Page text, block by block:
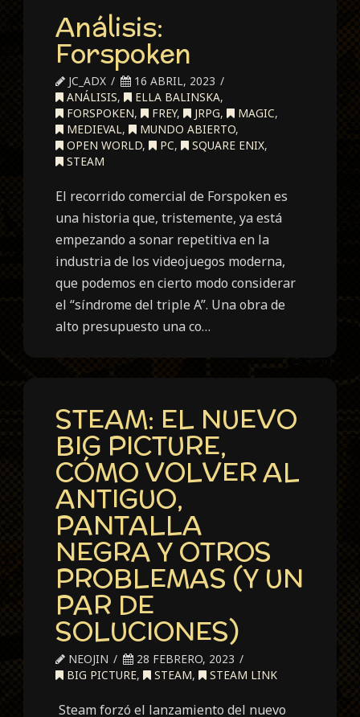
Análisis:
Forspoken
JC_ADX
16 ABRIL, 2023
ANÁLISIS, ELLA BALINSKA,
FORSPOKEN, FREY, JRPG, MAGIC,
MEDIEVAL, MUNDO ABIERTO,
OPEN WORLD, PC, SQUARE ENIX,
STEAM
El recorrido comercial de Forspoken es
una historia que, tristemente, ya está
empezando a sonar repetitiva en la
industria de los videojuegos moderna,
que podemos en cierto modo considerar
el “síndrome del triple A”. Una obra de
alto presupuesto una co…
STEAM: EL NUEVO
BIG PICTURE,
CÓMO VOLVER AL
ANTIGUO,
PANTALLA
NEGRA Y OTROS
PROBLEMAS (Y UN
PAR DE
SOLUCIONES)
NEOJIN
28 FEBRERO, 2023
BIG PICTURE, STEAM, STEAM LINK
Steam forzó el lanzamiento del nuevo